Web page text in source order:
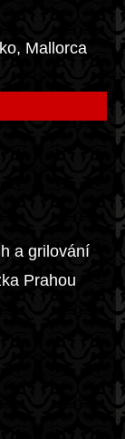
Mallorca
a grilování
Prahou